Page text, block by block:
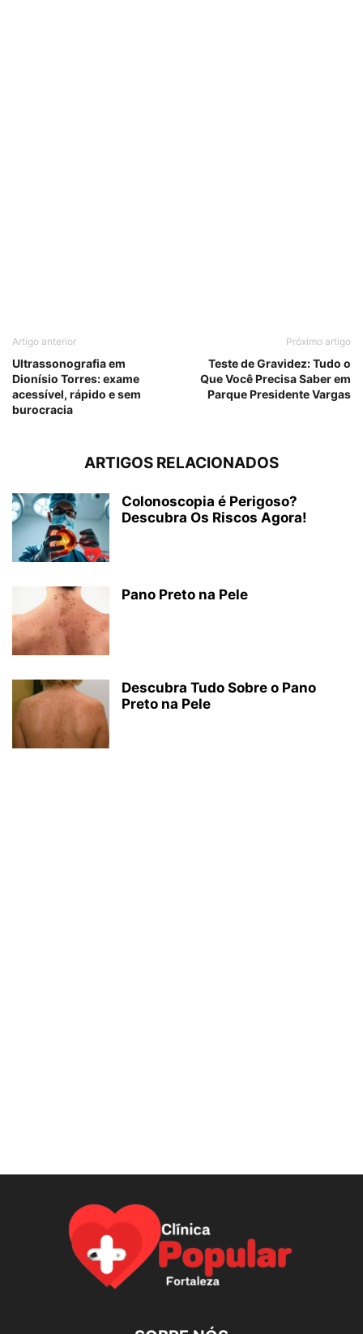
Artigo anterior
Ultrassonografia em
Dionísio Torres: exame
acessível, rápido e sem
burocracia
Próximo artigo
Teste de Gravidez: Tudo o
Que Você Precisa Saber em
Parque Presidente Vargas
ARTIGOS RELACIONADOS
Colonoscopia é Perigoso?
Descubra Os Riscos Agora!
Pano Preto na Pele
Descubra Tudo Sobre o Pano
Preto na Pele